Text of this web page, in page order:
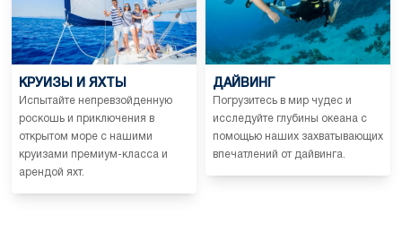
КРУИЗЫ И ЯХТЫ
Испытайте непревзойденную
роскошь и приключения в
открытом море с нашими
круизами премиум-класса и
арендой яхт.
ДАЙВИНГ
Погрузитесь в мир чудес и
исследуйте глубины океана с
помощью наших захватывающих
впечатлений от дайвинга.